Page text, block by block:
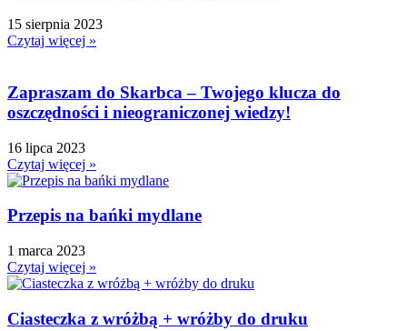
F
Ferie
G
Gazetki do druku
Girlandy
Girlandy na LATO
Grafomotoryka
Grinch
↳ Dopasuj i opowiedź
↳ Ja mam kto ma
↳ Puzzle
15 sierpnia 2023
Czytaj więcej »
Zapraszam do Skarbca – Twojego klucza do
oszczędności i nieograniczonej wiedzy!
16 lipca 2023
Czytaj więcej »
Przepis na bańki mydlane
1 marca 2023
Czytaj więcej »
Ciasteczka z wróżbą + wróżby do druku